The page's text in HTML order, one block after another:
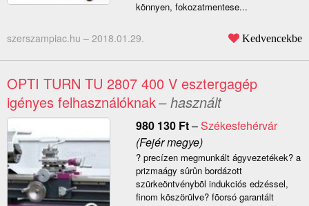
könnyen, fokozatmentese...
szerszampiac.hu – 2018.01.29. Kedvencekbe
OPTI TURN TU 2807 400 V esztergagép
igényes felhasználóknak– használt
980 130 Ft–Székesfehérvár
(Fejér megye)
? precízen megmunkált ágyvezetékek? a
prizmaágy sûrûn bordázott
szürkeöntvénybõl indukciós edzéssel,
finom köszörülve? fõorsó garantált